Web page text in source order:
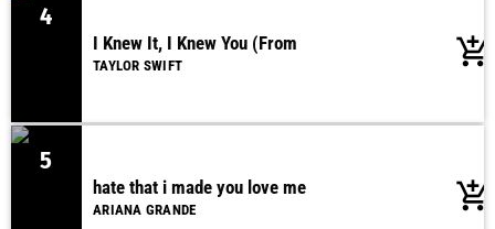
4
I Knew It, I Knew You (From
TAYLOR SWIFT add_shopping_cart
5
hate that i made you love me
ARIANA GRANDE add_shopping_cart